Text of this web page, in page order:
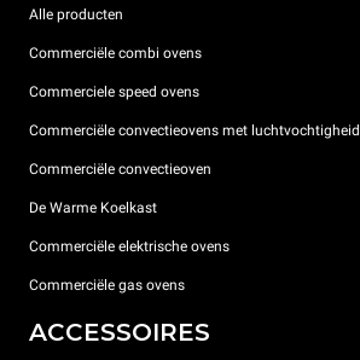
Alle producten
Commerciële combi ovens
Commerciele speed ovens
Commerciële convectieovens met luchtvochtigheid
Commerciële convectieoven
De Warme Koelkast
Commerciële elektrische ovens
Commerciële gas ovens
ACCESSOIRES